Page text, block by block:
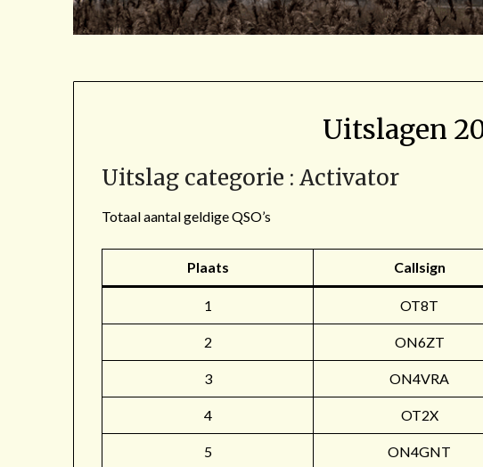
Uitslagen
Uitslag categorie : Activator
Totaal aantal geldige QSO’s
Plaats Callsign
1 OT8T
2 ON6ZT
3 ON4VRA
4 OT2X
5 ON4GNT